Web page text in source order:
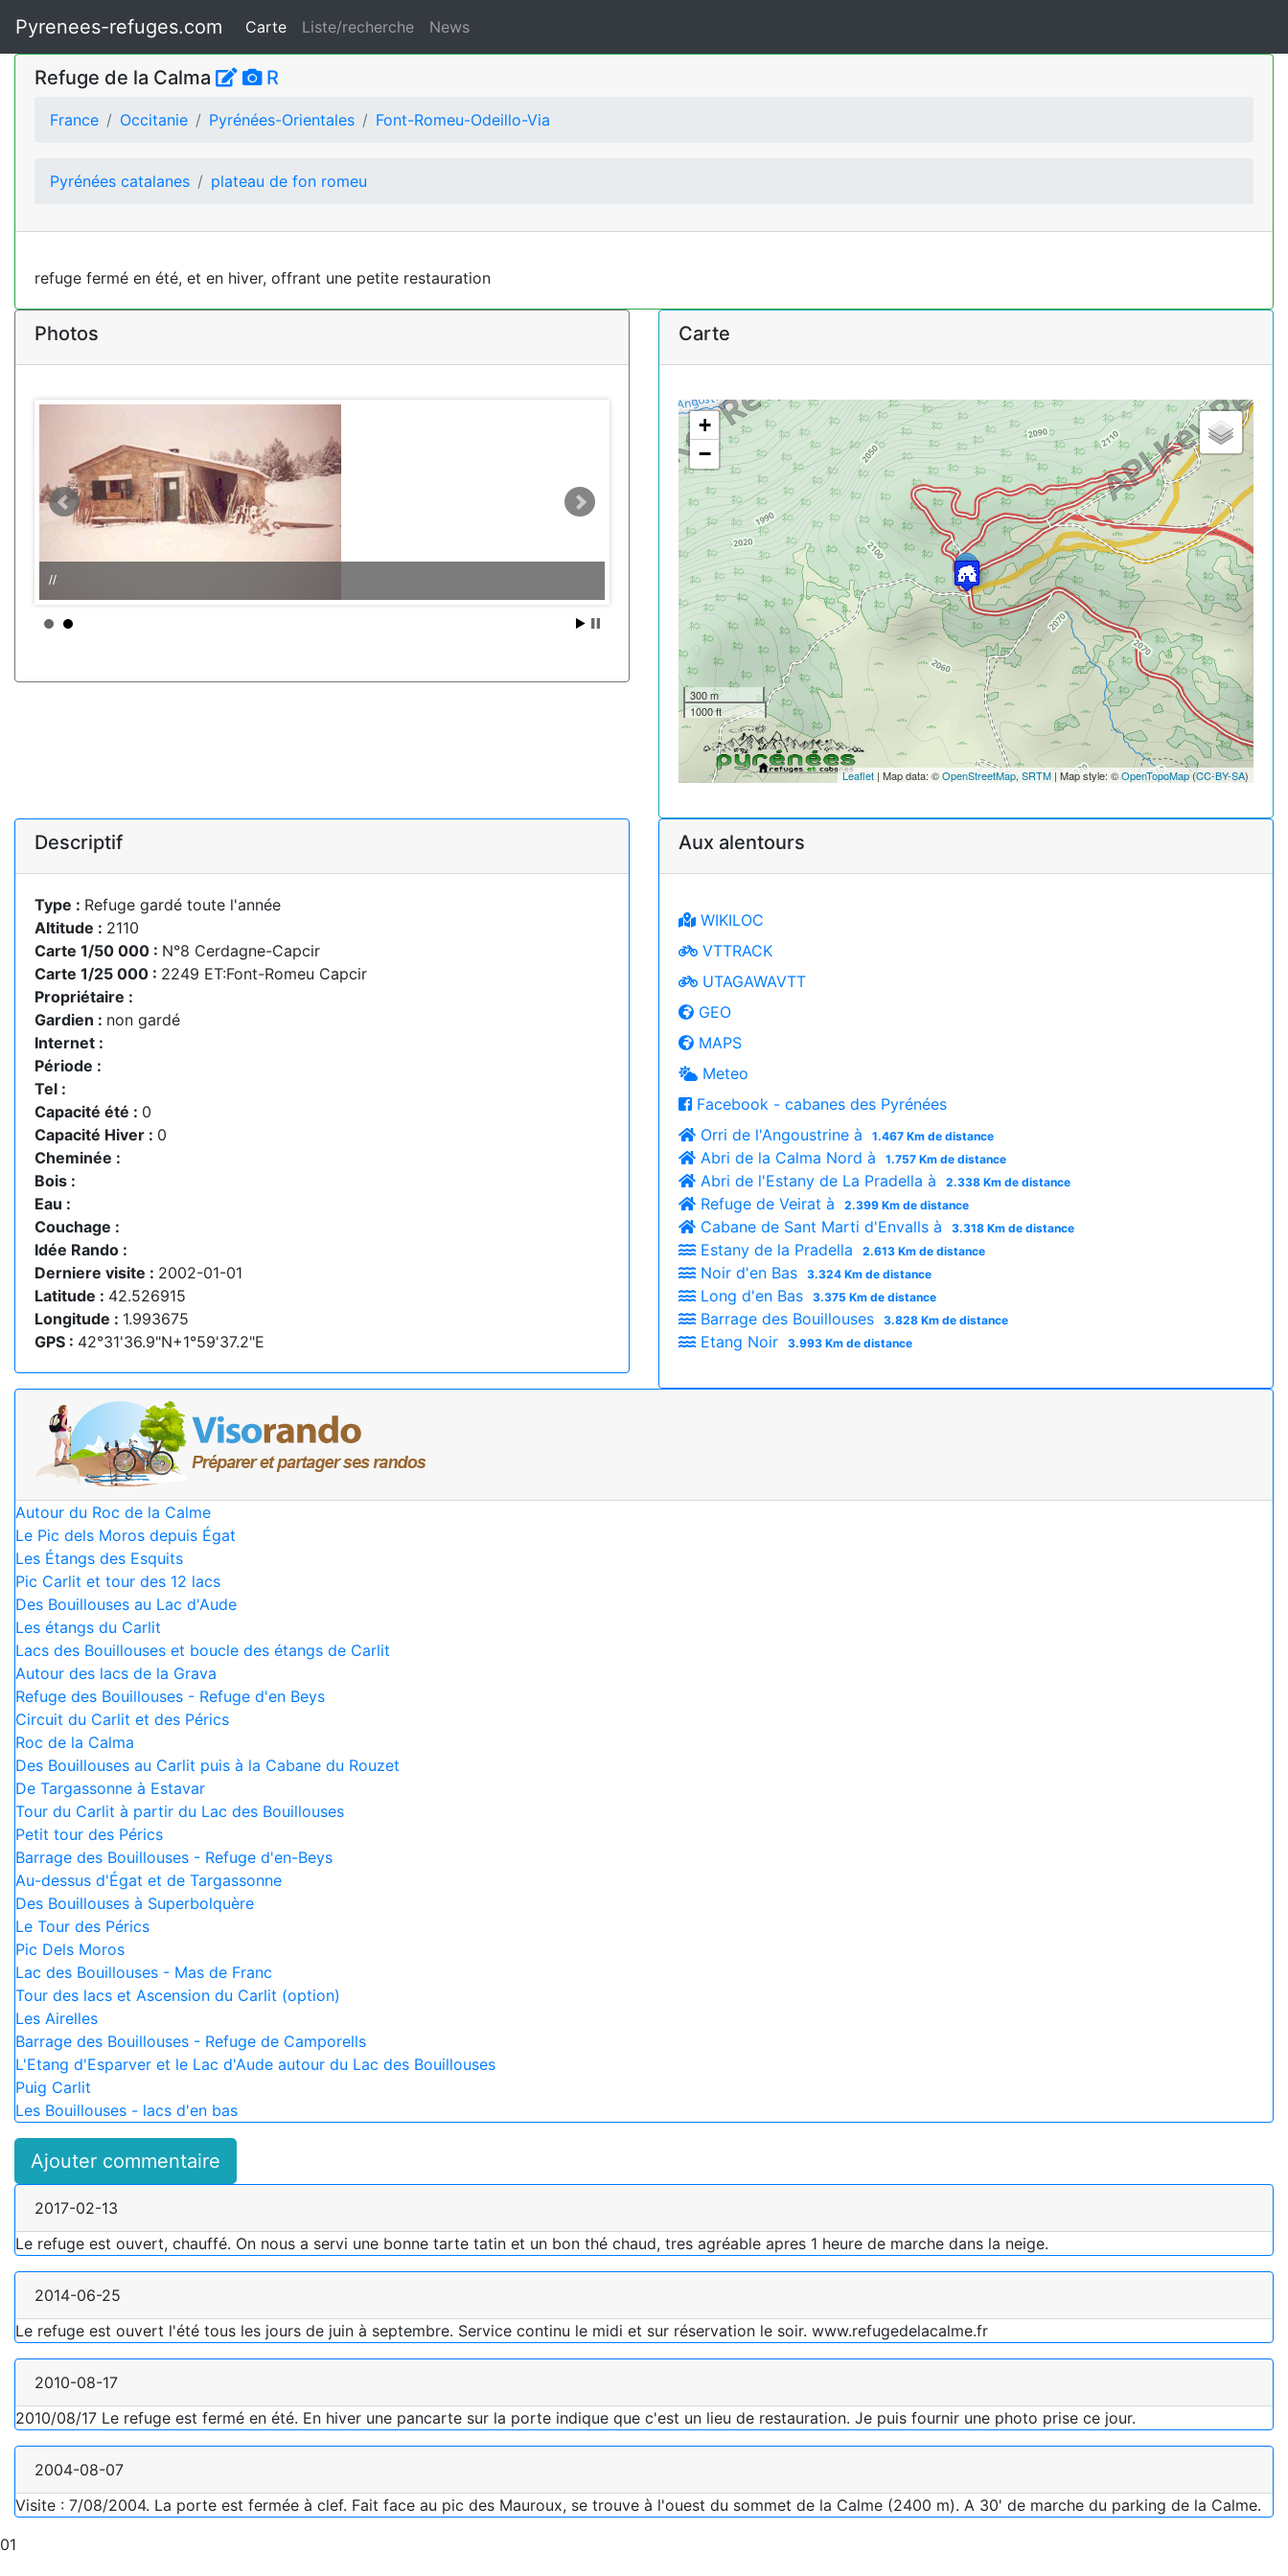
Pyrenees-refuges.com Carte Liste/recherche News
Refuge de la Calma R
France Occitanie Pyrénées-Orientales Font-Romeu-Odeillo-Via
Pyrénées catalanes plateau de fon romeu
refuge fermé en été, et en hiver, offrant une petite restauration
Photos
//
Carte
+
−
300 m
1000 ft
Leaflet | Map data: ©OpenStreetMap, SRTM | Map style: ©OpenTopoMap(CC-BY-SA)
Descriptif
Type : Refuge gardé toute l'année
Altitude : 2110
Carte 1/50 000 : N°8 Cerdagne-Capcir
Carte 1/25 000 : 2249 ET:Font-Romeu Capcir
Propriétaire :
Gardien : non gardé
Internet :
Période :
Tel :
Capacité été : 0
Capacité Hiver : 0
Cheminée :
Bois :
Eau :
Couchage :
Idée Rando :
Derniere visite : 2002-01-01
Latitude : 42.526915
Longitude : 1.993675
GPS : 42°31'36.9"N+1°59'37.2"E
Aux alentours
WIKILOC
VTTRACK
UTAGAWAVTT
GEO
MAPS
Meteo
Facebook - cabanes des Pyrénées
Orri de l'Angoustrine à
1.467 Km de distance
Abri de la Calma Nord à 1.757 Km de distance
Abri de l'Estany de La Pradella à 2.338 Km de distance
Refuge de Veirat à 2.399 Km de distance
Cabane de Sant Marti d'Envalls à 3.318 Km de distance
Estany de la Pradella 2.613 Km de distance
Noir d'en Bas 3.324 Km de distance
Long d'en Bas 3.375 Km de distance
Barrage des Bouillouses 3.828 Km de distance
Etang Noir 3.993 Km de distance
Autour du Roc de la Calme
Le Pic dels Moros depuis Égat
Les Étangs des Esquits
Pic Carlit et tour des 12 lacs
Des Bouillouses au Lac d'Aude
Les étangs du Carlit
Lacs des Bouillouses et boucle des étangs de Carlit
Autour des lacs de la Grava
Refuge des Bouillouses - Refuge d'en Beys
Circuit du Carlit et des Pérics
Roc de la Calma
Des Bouillouses au Carlit puis à la Cabane du Rouzet
De Targassonne à Estavar
Tour du Carlit à partir du Lac des Bouillouses
Petit tour des Pérics
Barrage des Bouillouses - Refuge d'en-Beys
Au-dessus d'Égat et de Targassonne
Des Bouillouses à Superbolquère
Le Tour des Pérics
Pic Dels Moros
Lac des Bouillouses - Mas de Franc
Tour des lacs et Ascension du Carlit (option)
Les Airelles
Barrage des Bouillouses - Refuge de Camporells
L'Etang d'Esparver et le Lac d'Aude autour du Lac des Bouillouses
Puig Carlit
Les Bouillouses - lacs d'en bas
Ajouter commentaire
2017-02-13
Le refuge est ouvert, chauffé. On nous a servi une bonne tarte tatin et un bon thé chaud, tres agréable apres 1 heure de marche dans la neige.
2014-06-25
Le refuge est ouvert l'été tous les jours de juin à septembre. Service continu le midi et sur réservation le soir. www.refugedelacalme.fr
2010-08-17
2010/08/17 Le refuge est fermé en été. En hiver une pancarte sur la porte indique que c'est un lieu de restauration. Je puis fournir une photo prise ce jour.
2004-08-07
Visite : 7/08/2004. La porte est fermée à clef. Fait face au pic des Mauroux, se trouve à l'ouest du sommet de la Calme (2400 m). A 30' de marche du parking de la Calme.
01